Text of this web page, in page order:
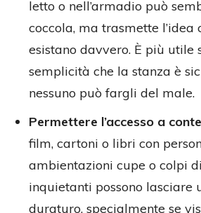
letto o nell’armadio può
coccola, ma trasmette l’idea
esistano davvero. È più utile
semplicità che la stanza è
nessuno può fargli del male.
Permettere l’accesso a
film, cartoni o libri con
ambientazioni cupe o colpi
inquietanti possono lasciare
duraturo, specialmente se